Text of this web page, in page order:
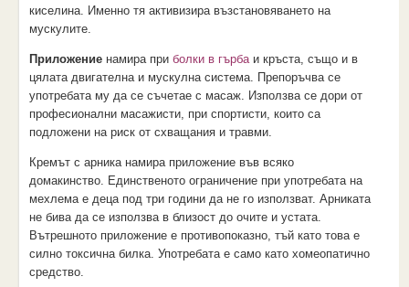
киселина. Именно тя активизира възстановяването на
мускулите.
Приложениенамира при болки в гърбаи кръста, също и в
цялата двигателна и мускулна система. Препоръчва се
употребата му да се съчетае с масаж. Използва се дори от
професионални масажисти, при спортисти, които са
подложени на риск от схващания и травми.
Кремът с арника намира приложение във всяко
домакинство. Единственото ограничение при употребата на
мехлема е деца под три години да не го използват. Арниката
не бива да се използва в близост до очите и устата.
Вътрешното приложение е противопоказно, тъй като това е
силно токсична билка. Употребата е само като хомеопатично
средство.